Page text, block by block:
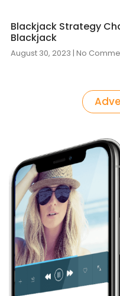
Blackjack Strategy
Blackjack
August 30, 2023 No